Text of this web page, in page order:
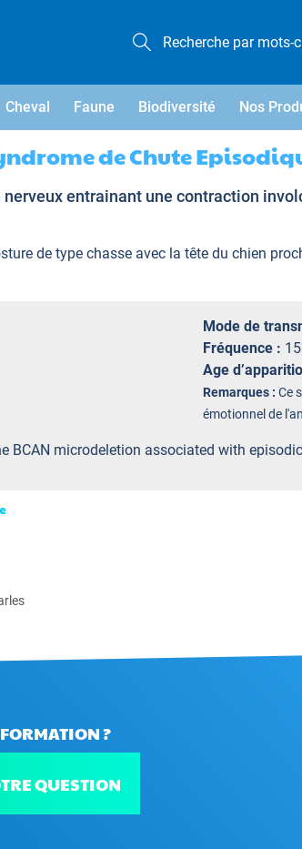
Cheval Faune Biodiversité Nos
de Chute
entrainant une contraction
de type chasse avec la tête du chien
Mode de
Fréquence :
Age
Remarques : Ce
émotionnel de
BCAN microdeletion associated with
?
QUESTION